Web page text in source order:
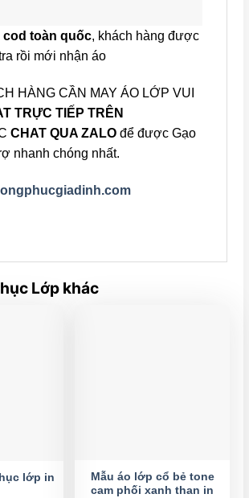
cod toàn quốc, khách hàng được
rồi mới nhận áo
HÀNG CẦN MAY ÁO LỚP VUI
TRỰC TIẾP TRÊN
CHAT QUA ZALO để được Gạo
nhanh chóng nhất.
Lớp khác
lớp in
Mẫu áo lớp cổ bẻ tone
cam phối xanh than in